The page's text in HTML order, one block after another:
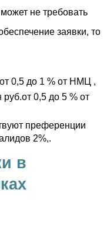
не требовать
заявки, то
0,5 до 1 % от НМЦ ,
0,5 до 5 % от
преференции
2%,.
в